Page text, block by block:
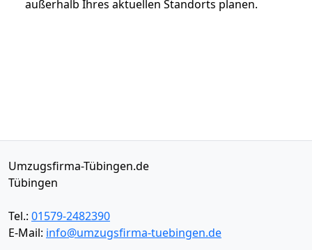
außerhalb Ihres aktuellen Standorts planen.
Umzugsfirma-Tübingen.de
Tübingen
Tel.: 01579-2482390
E-Mail: info@umzugsfirma-tuebingen.de